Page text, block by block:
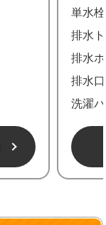
単水
排水
排水
排水
洗濯